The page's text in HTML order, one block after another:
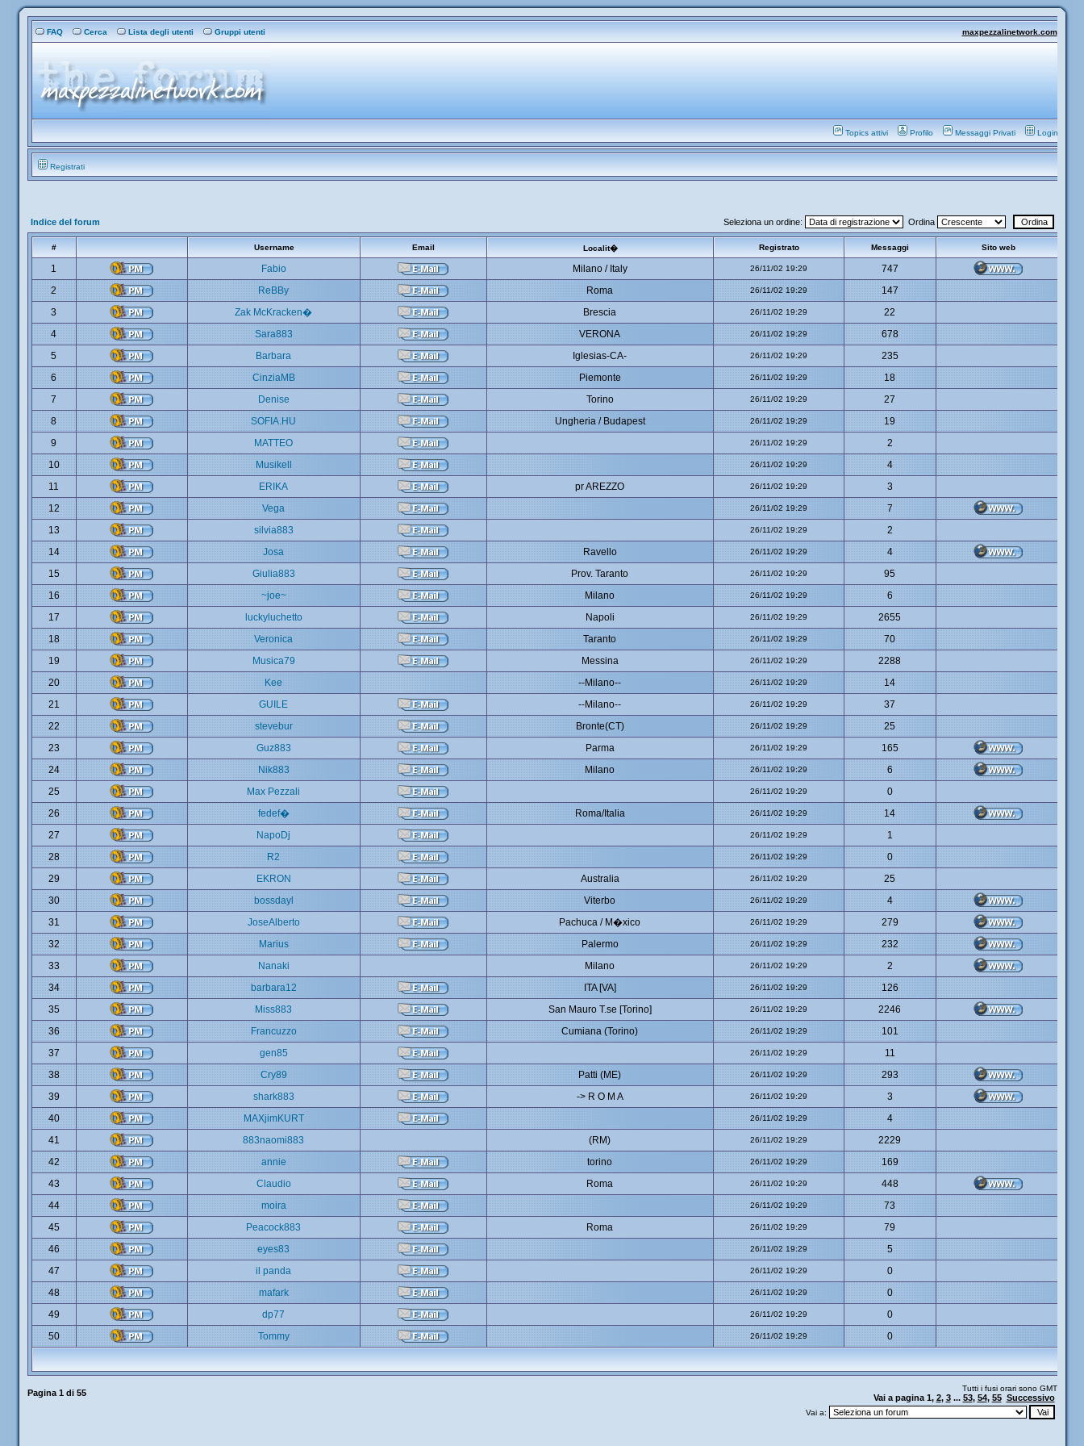
FAQ Cerca Lista degli utenti Gruppi utenti maxpezzalinetwork.com
Topics attivi Profilo Messaggi Privati Login
Registrati
Indice del forum Seleziona un ordine: Ordina
# Username Email Localit� Registrato Messaggi Sito web
1 Fabio Milano / Italy 26/11/02 19:29
747
2
ReBBy Roma 26/11/02 19:29
147
3
Zak McKracken� Brescia 26/11/02 19:29
22
4
Sara883 VERONA 26/11/02 19:29
678
5
Barbara Iglesias-CA- 26/11/02 19:29
235
6
CinziaMB Piemonte 26/11/02 19:29
18
7
Denise Torino 26/11/02 19:29
27
8
SOFIA.HU Ungheria / Budapest 26/11/02 19:29
19
9
MATTEO 26/11/02 19:29
2
10
Musikell 26/11/02 19:29
4
11
ERIKA pr AREZZO 26/11/02 19:29
3
12
Vega 26/11/02 19:29
7
13
silvia883 26/11/02 19:29
2
14
Josa Ravello 26/11/02 19:29
4
15
Giulia883 Prov. Taranto 26/11/02 19:29
95
16
~joe~ Milano 26/11/02 19:29
6
17
luckyluchetto Napoli 26/11/02 19:29
2655
18
Veronica Taranto 26/11/02 19:29
70
19
Musica79 Messina 26/11/02 19:29
2288
20
Kee --Milano-- 26/11/02 19:29
14
21
GUILE --Milano-- 26/11/02 19:29
37
22
stevebur Bronte(CT) 26/11/02 19:29
25
23
Guz883 Parma 26/11/02 19:29
165
24
Nik883 Milano 26/11/02 19:29
6
25
Max Pezzali 26/11/02 19:29
0
26
fedef� Roma/Italia 26/11/02 19:29
14
27
NapoDj 26/11/02 19:29
1
28
R2 26/11/02 19:29
0
29
EKRON Australia 26/11/02 19:29
25
30
bossdayl Viterbo 26/11/02 19:29
4
31
JoseAlberto Pachuca / M�xico 26/11/02 19:29
279
32
Marius Palermo 26/11/02 19:29
232
33
Nanaki Milano 26/11/02 19:29
2
34
barbara12 ITA [VA] 26/11/02 19:29
126
35
Miss883 San Mauro T.se [Torino] 26/11/02 19:29
2246
36
Francuzzo Cumiana (Torino) 26/11/02 19:29
101
37
gen85 26/11/02 19:29
11
38
Cry89 Patti (ME) 26/11/02 19:29
293
39
shark883 -> R O M A 26/11/02 19:29
3
40
MAXjimKURT 26/11/02 19:29
4
41
883naomi883 (RM) 26/11/02 19:29
2229
42
annie torino 26/11/02 19:29
169
43
Claudio Roma 26/11/02 19:29
448
44
moira 26/11/02 19:29
73
45
Peacock883 Roma 26/11/02 19:29
79
46
eyes83 26/11/02 19:29
5
47
il panda 26/11/02 19:29
0
48
mafark 26/11/02 19:29
0
49
dp77 26/11/02 19:29
0
50
Tommy 26/11/02 19:29 0
Pagina 1di 55 Tutti i fusi orari sono GMT
Vai a pagina 1, 2, 3... 53, 54, 55 Successivo
Vai a: